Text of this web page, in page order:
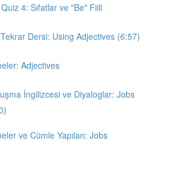
4: Sıfatlar ve "Be" Fiili
Dersi: Using Adjectives (6:57)
Adjectives
İngilizcesi ve Diyaloglar: Jobs
ve Cümle Yapıları: Jobs